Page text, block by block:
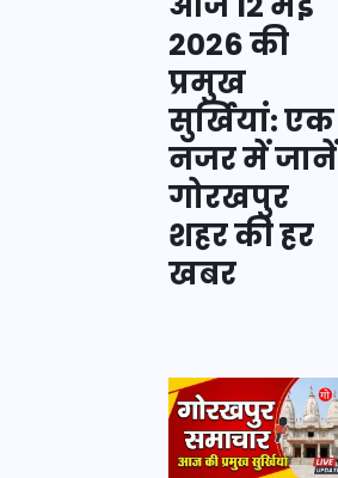
2026 की
प्रमुख
सुर्खियां: एक
नजर में जानें
गोरखपुर
शहर की हर
खबर